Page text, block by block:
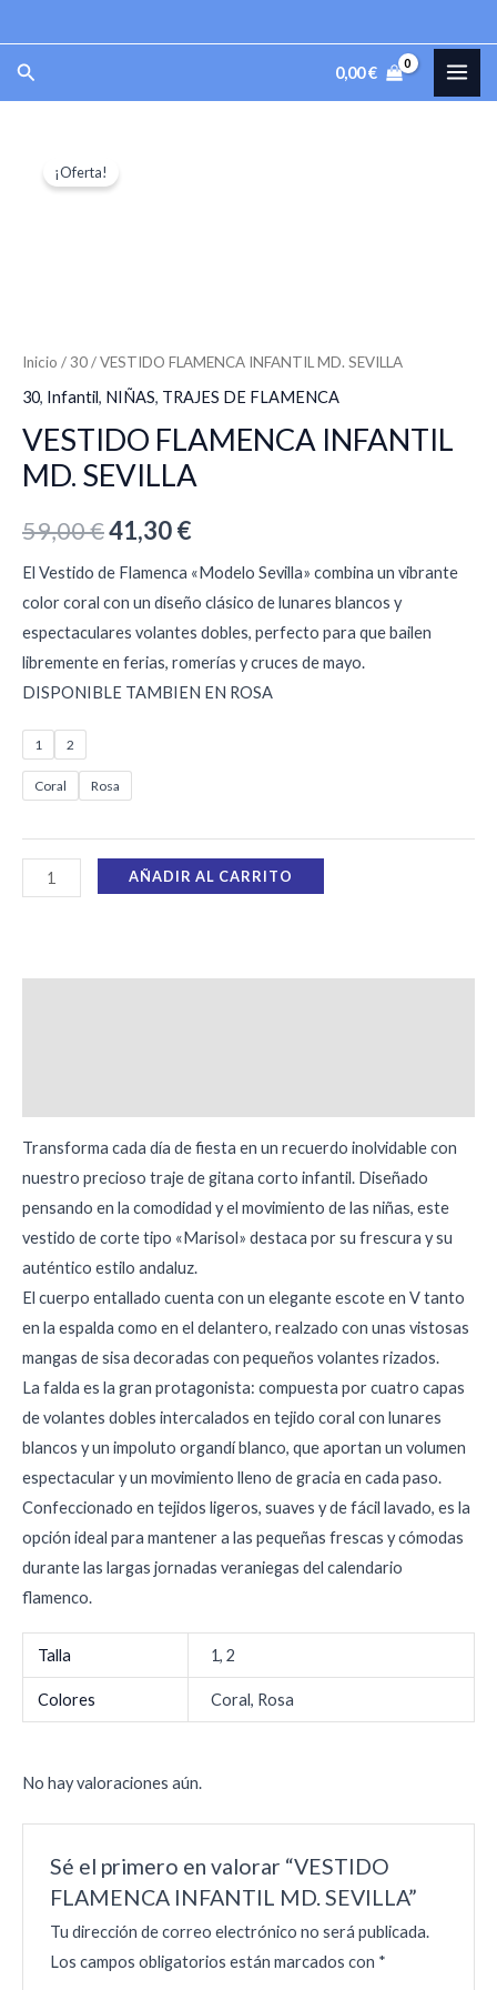
al
contenido
Buscar 0,00€
¡Oferta!
Inicio /30/ VESTIDO FLAMENCA INFANTIL MD. SEVILLA
30, Infantil, NIÑAS, TRAJES DE FLAMENCA
VESTIDO FLAMENCA INFANTIL
MD. SEVILLA
59,00€41,30€
El Vestido de Flamenca «Modelo Sevilla» combina un vibrante
color coral con un diseño clásico de lunares blancos y
espectaculares volantes dobles, perfecto para que bailen
libremente en ferias, romerías y cruces de mayo.
DISPONIBLE TAMBIEN EN ROSA
1 2
Coral Rosa
FLAMENCA
AÑADIR AL CARRITO
Transforma cada día de fiesta en un recuerdo inolvidable con
nuestro precioso traje de gitana corto infantil. Diseñado
pensando en la comodidad y el movimiento de las niñas, este
vestido de corte tipo «Marisol» destaca por su frescura y su
auténtico estilo andaluz.
El cuerpo entallado cuenta con un elegante escote en V tanto
en la espalda como en el delantero, realzado con unas vistosas
mangas de sisa decoradas con pequeños volantes rizados.
La falda es la gran protagonista: compuesta por cuatro capas
de volantes dobles intercalados en tejido coral con lunares
blancos y un impoluto organdí blanco, que aportan un volumen
espectacular y un movimiento lleno de gracia en cada paso.
Confeccionado en tejidos ligeros, suaves y de fácil lavado, es la
opción ideal para mantener a las pequeñas frescas y cómodas
durante las largas jornadas veraniegas del calendario
flamenco.
Talla 1, 2
Colores Coral, Rosa
No hay valoraciones aún.
Sé el primero en valorar “VESTIDO
FLAMENCA INFANTIL MD. SEVILLA”
Tu dirección de correo electrónico no será publicada.
Los campos obligatorios están marcados con *